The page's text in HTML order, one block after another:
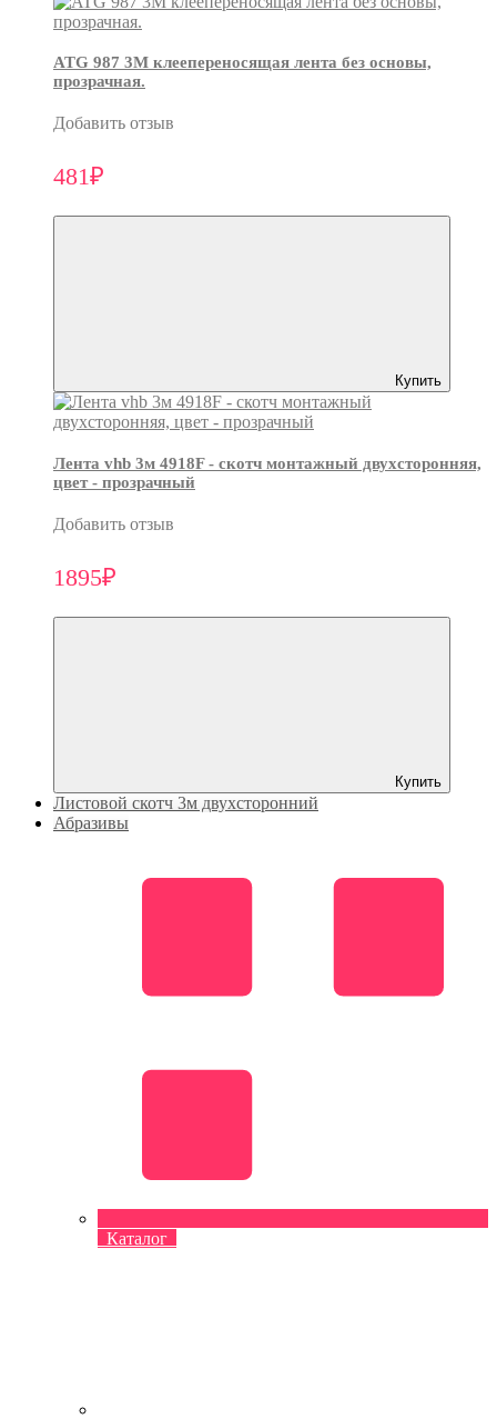
ATG 987 3М клеепереносящая лента без основы,
прозрачная.
Добавить отзыв
481₽
Купить
Лента vhb 3м 4918F - скотч монтажный двухсторонняя,
цвет - прозрачный
Добавить отзыв
1895₽
Купить
Листовой скотч 3м двухсторонний
Абразивы
Каталог